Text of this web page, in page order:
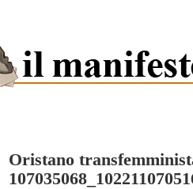
Oristano